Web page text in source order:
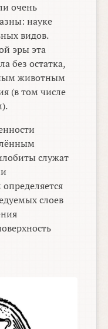
очень
науке
видов.
эры эта
без остатка,
животным
(в том числе
служат
слоев